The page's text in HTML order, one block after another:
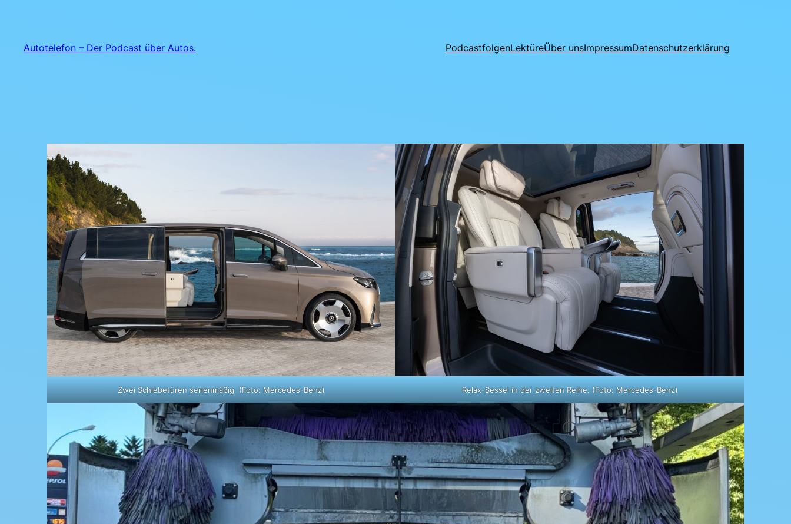
Autotelefon – Der Podcast über Autos. PodcastfolgenLektüreÜber unsImpressumDatenschutzerklärung
Zwei Schiebetüren serienmäßig. (Foto: Mercedes-Benz) Relax-Sessel in der zweiten Reihe. (Foto: Mercedes-Benz)